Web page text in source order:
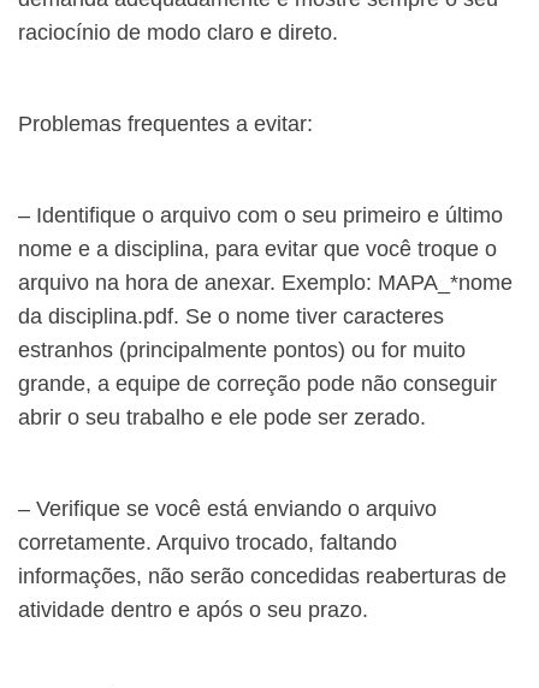
raciocínio de modo claro e direto.
Problemas frequentes a evitar:
– Identifique o arquivo com o seu primeiro e último
nome e a disciplina, para evitar que você troque o
arquivo na hora de anexar. Exemplo: MAPA_*nome
da disciplina.pdf. Se o nome tiver caracteres
estranhos (principalmente pontos) ou for muito
grande, a equipe de correção pode não conseguir
abrir o seu trabalho e ele pode ser zerado.
– Verifique se você está enviando o arquivo
corretamente. Arquivo trocado, faltando
informações, não serão concedidas reaberturas de
atividade dentro e após o seu prazo.